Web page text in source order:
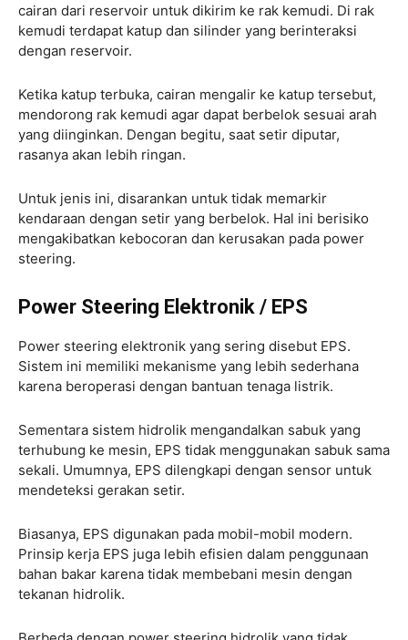
cairan dari reservoir untuk dikirim ke rak kemudi. Di rak
kemudi terdapat katup dan silinder yang berinteraksi
dengan reservoir.
Ketika katup terbuka, cairan mengalir ke katup tersebut,
mendorong rak kemudi agar dapat berbelok sesuai arah
yang diinginkan. Dengan begitu, saat setir diputar,
rasanya akan lebih ringan.
Untuk jenis ini, disarankan untuk tidak memarkir
kendaraan dengan setir yang berbelok. Hal ini berisiko
mengakibatkan kebocoran dan kerusakan pada power
steering.
Power Steering Elektronik / EPS
Power steering elektronik yang sering disebut EPS.
Sistem ini memiliki mekanisme yang lebih sederhana
karena beroperasi dengan bantuan tenaga listrik.
Sementara sistem hidrolik mengandalkan sabuk yang
terhubung ke mesin, EPS tidak menggunakan sabuk sama
sekali. Umumnya, EPS dilengkapi dengan sensor untuk
mendeteksi gerakan setir.
Biasanya, EPS digunakan pada mobil-mobil modern.
Prinsip kerja EPS juga lebih efisien dalam penggunaan
bahan bakar karena tidak membebani mesin dengan
tekanan hidrolik.